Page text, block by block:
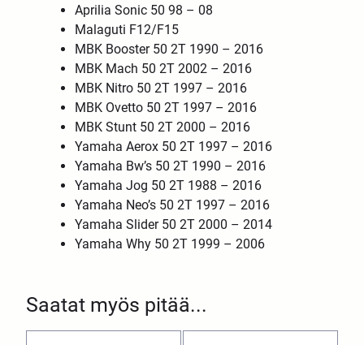
Saatat myös pitää...
Aprilia Sonic 50 98 – 08
Malaguti F12/F15
MBK Booster 50 2T 1990 – 2016
MBK Mach 50 2T 2002 – 2016
MBK Nitro 50 2T 1997 – 2016
MBK Ovetto 50 2T 1997 – 2016
MBK Stunt 50 2T 2000 – 2016
Yamaha Aerox 50 2T 1997 – 2016
Yamaha Bw’s 50 2T 1990 – 2016
Yamaha Jog 50 2T 1988 – 2016
Yamaha Neo’s 50 2T 1997 – 2016
Yamaha Slider 50 2T 2000 – 2014
Yamaha Why 50 2T 1999 – 2006